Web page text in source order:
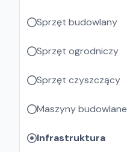
Sprzęt budowlany
Sprzęt ogrodniczy
Sprzęt czyszczący
Maszyny budowlane
Infrastruktura